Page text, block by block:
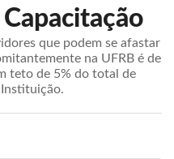
que podem se afastar
na UFRB é de
teto de 5% do total de